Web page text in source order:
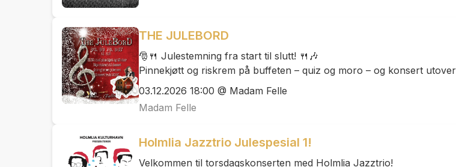
THE JULEBORD
🎅🍴 Julestemning fra start til slutt! 🍴🎶
Pinnekjøtt og riskrem på buffeten – quiz og moro – og konsert
03.12.2026 18:00 @ Madam Felle
Madam Felle
Holmlia Jazztrio Julespesial 1!
Velkommen til torsdagskonserten med Holmlia Jazztrio!